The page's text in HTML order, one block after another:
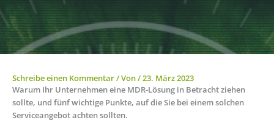
Schreibe einen Kommentar/ Von/23. März 2023
Warum Ihr Unternehmen eine MDR-Lösung in Betracht ziehen
sollte, und fünf wichtige Punkte, auf die Sie bei einem solchen
Serviceangebot achten sollten.